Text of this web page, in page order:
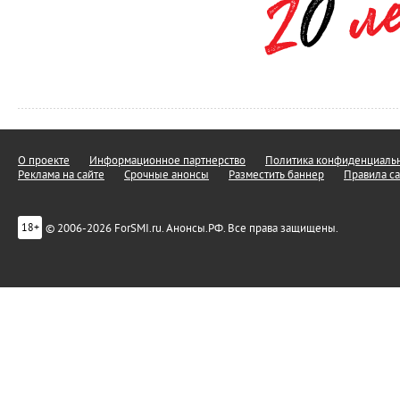
О проекте Информационное партнерство
Политика
Реклама на сайте
Срочные анонсы Разместить баннер Правила
18+ © 2006-2026 ForSMI.ru. Анонсы.РФ. Все права защищены.